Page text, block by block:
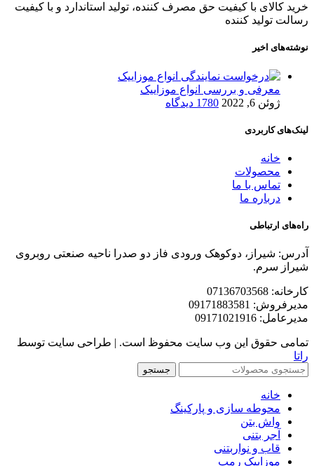
خرید کالای با کیفیت حق مصرف کننده، تولید استاندارد و با کیفیت
رسالت تولید کننده
نوشته‌های اخیر
معرفی و بررسی انواع موزاییک
ژوئن 6, 2022
1780 دیدگاه
لینک‌های کاربردی
خانه
محصولات
تماس با ما
درباره ما
راه‌های ارتباطی
آدرس: شیراز، دوکوهک ورودی فاز دو صدرا ناحیه صنعتی روبروی
شیراز سرم.
کارخانه: 07136703568
مدیرفروش: 09171883581
مدیرعامل: 09171021916
تمامی حقوق این وب سایت محفوظ است. | طراحی سایت توسط
راتا
جستجو
خانه
محوطه سازی و پارکینگ
واش بتن
آجر بتنی
قاب و نواربتنی
موزاییک رمپ